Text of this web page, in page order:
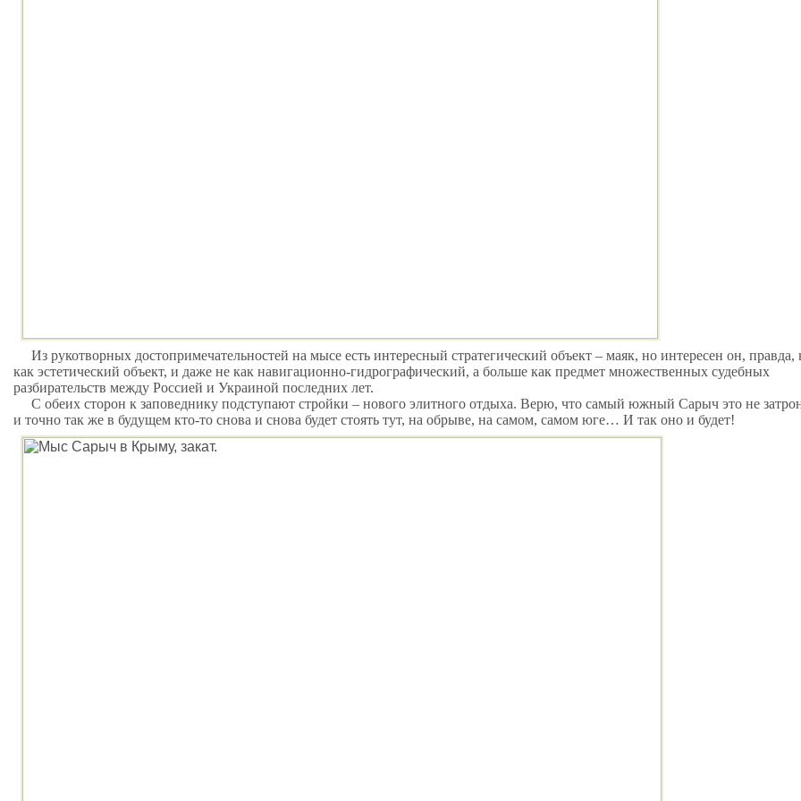
Из рукотворных достопримечательностей на мысе есть интересный стратегический объект – маяк, но интересен он, правда,
как эстетический объект, и даже не как навигационно-гидрографический, а больше как предмет множественных судебных
разбирательств между Россией и Украиной последних лет.
С обеих сторон к заповеднику подступают стройки – нового элитного отдыха. Верю, что самый южный Сарыч это не
и точно так же в будущем кто-то снова и снова будет стоять тут, на обрыве, на самом, самом юге… И так оно и будет!